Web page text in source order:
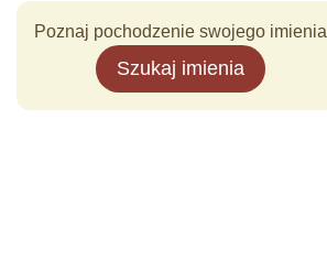
Poznaj pochodzenie swojego imienia
Szukaj imienia